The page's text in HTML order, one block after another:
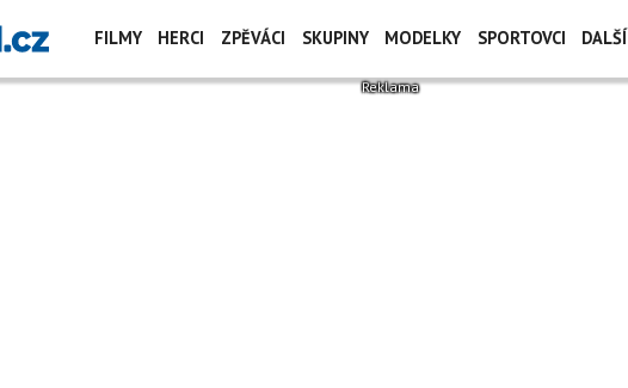
FILMY HERCI ZPĚVÁCI SKUPINY MODELKY SPORTOVCI DALŠÍ